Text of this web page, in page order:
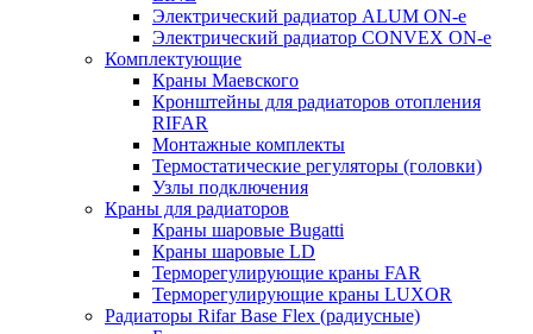
Электрический радиатор ALUM ON-e
Электрический радиатор CONVEX ON-e
Комплектующие
Краны Маевского
Кронштейны для радиаторов отопления
RIFAR
Монтажные комплекты
Термостатические регуляторы (головки)
Узлы подключения
Краны для радиаторов
Краны шаровые Bugatti
Краны шаровые LD
Терморегулирующие краны FAR
Терморегулирующие краны LUXOR
Радиаторы Rifar Base Flex (радиусные)